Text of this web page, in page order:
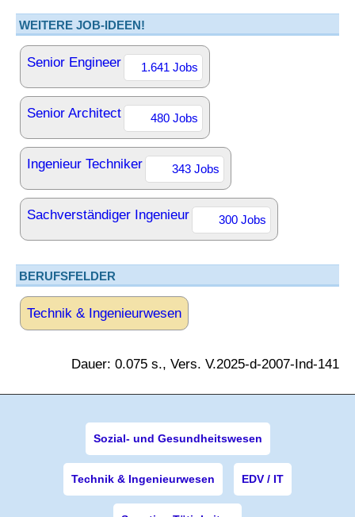
WEITERE JOB-IDEEN!
Senior Engineer 1.641 Jobs
Senior Architect 480 Jobs
Ingenieur Techniker 343 Jobs
Sachverständiger Ingenieur 300 Jobs
BERUFSFELDER
Technik & Ingenieurwesen
Dauer: 0.075 s., Vers. V.2025-d-2007-Ind-141
Sozial- und Gesundheitswesen
Technik & Ingenieurwesen EDV / IT